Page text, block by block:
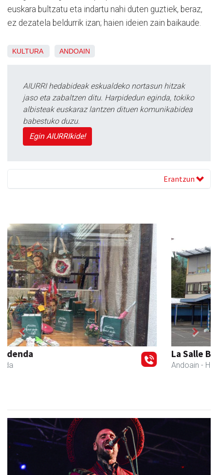
euskara bultzatu eta indartu nahi duten guztiek, beraz,
ez dezatela beldurrik izan; haien ideien zain baikaude.
KULTURA ANDOAIN
AIURRI hedabideak eskualdeko nortasun hitzak
jaso eta zabaltzen ditu. Harpidedun eginda, tokiko
albisteak euskaraz lantzen dituen komunikabidea
babestuko duzu.
Egin AIURRIkide!
Erantzun
La Salle Berrozpe Ikastetxea
Andoain
Previous Next